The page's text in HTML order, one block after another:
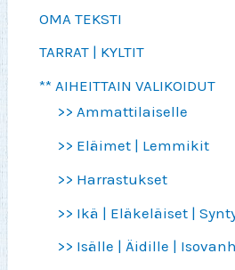
OMA TEKSTI
TARRAT | KYLTIT
** AIHEITTAIN VALIKOIDUT
>> Ammattilaiselle
>> Eläimet | Lemmikit
>> Harrastukset
>> Ikä | Eläkeläiset |
>> Isälle | Äidille |